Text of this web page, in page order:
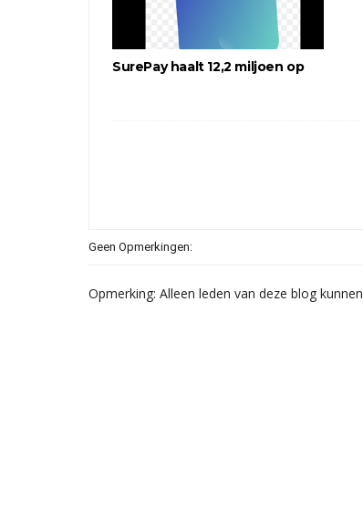
SurePay haalt 12,2 miljoen op
Geen Opmerkingen:
Opmerking: Alleen leden van deze blog